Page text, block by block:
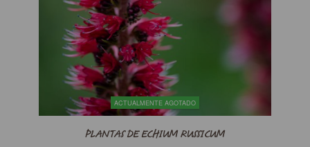
ACTUALMENTE AGOTADO
PLANTAS DE ECHIUM RUSSICUM